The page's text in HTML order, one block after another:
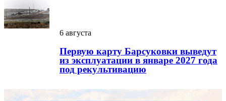
6 августа
Первую карту Барсуковки выведут
из эксплуатации в январе 2027 года
под рекультивацию